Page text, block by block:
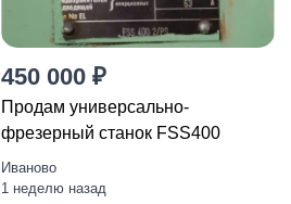
450 000 ₽
Продам универсально-
фрезерный станок FSS400
Иваново
1 неделю назад